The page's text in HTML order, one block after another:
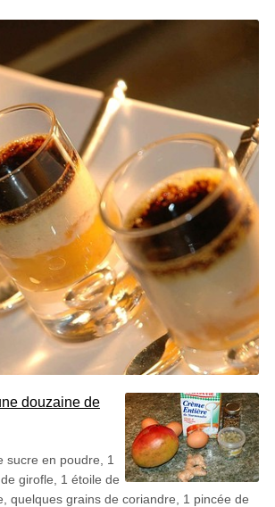
douzaine de
sucre en poudre, 1
girofle, 1 étoile de
quelques grains de coriandre, 1 pincée de